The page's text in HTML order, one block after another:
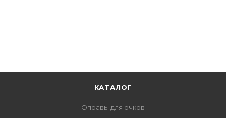
КАТАЛОГ
Оправы для очков